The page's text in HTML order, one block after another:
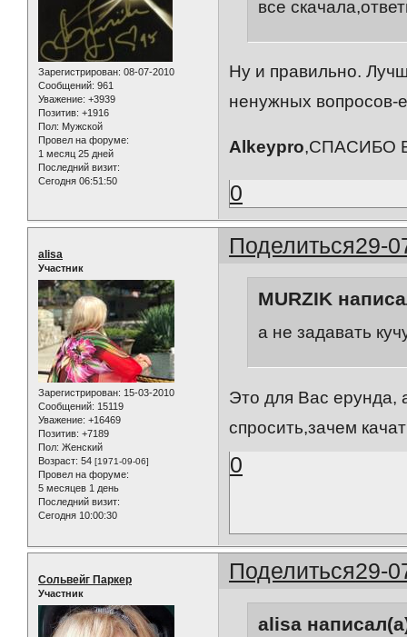
Зарегистрирован: 08-07-2010
Сообщений: 961
Уважение: +3939
Позитив: +1916
Пол: Мужской
Провел на форуме:
1 месяц 25 дней
Последний визит:
Сегодня 06:51:50
все
Ну и правильно.
ненужных вопросов-
Alkeypro,СПАСИБО
0
Поделиться29-
alisa
Участник
Зарегистрирован: 15-03-2010
Сообщений: 15119
Уважение: +16469
Позитив: +7189
Пол: Женский
Возраст: 54 [1971-09-06]
Провел на форуме:
5 месяцев 1 день
Последний визит:
Сегодня 10:00:30
MURZIK
а не задавать
Это для Вас ерунда,
спросить,зачем
0
Поделиться29-
Сольвейг Паркер
Участник
alisa